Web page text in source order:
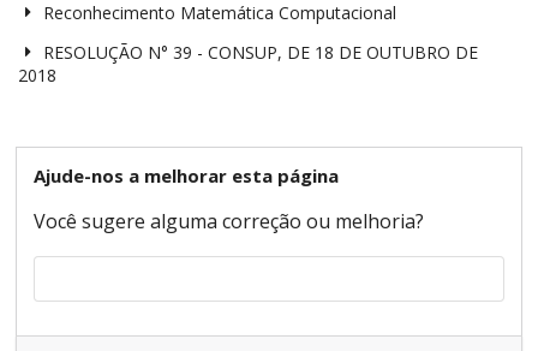
Reconhecimento Matemática Computacional
RESOLUÇÃO N° 39 - CONSUP, DE 18 DE OUTUBRO DE
2018
Ajude-nos a melhorar esta página
Você sugere alguma correção ou melhoria?